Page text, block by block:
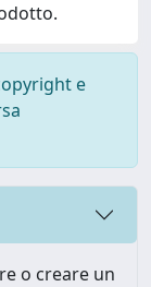
e
o creare un